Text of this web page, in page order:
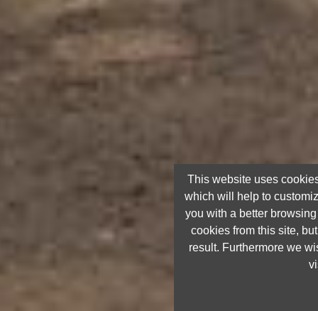
This website uses
which will help to
you with a better
cookies from this site,
result. Furthermore we